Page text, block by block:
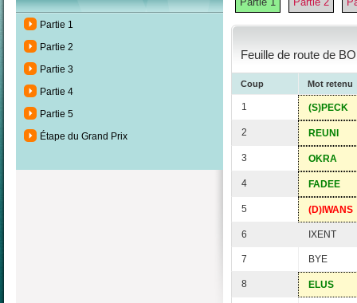
Partie 1
Partie 2
Partie 3
Partie 4
Partie 5
Étape du Grand Prix
Feuille de route de
Coup Mot retenu
1 (S)PECK
2 REUNI
3 OKRA
4 FADEE
5 (D)IWANS
6 IXENT
7 BYE
8 ELUS